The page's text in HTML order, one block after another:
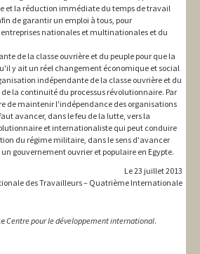
et la réduction immédiate du temps de travail
de garantir un emploi à tous, pour
nationales et multinationales et du
de la classe ouvrière et du peuple pour que la
y ait un réel changement économique et social
indépendante de la classe ouvrière et du
la continuité du processus révolutionnaire. Par
de maintenir l'indépendance des organisations
avancer, dans le feu de la lutte, vers la
et internationaliste qui peut conduire
du régime militaire, dans le sens d'avancer
gouvernement ouvrier et populaire en Egypte.
Le 23 juillet 2013
des Travailleurs – Quatrième Internationale
Centre pour le développement international.